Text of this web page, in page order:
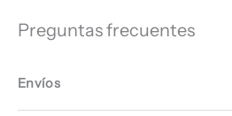
Preguntas frecuentes
Envíos